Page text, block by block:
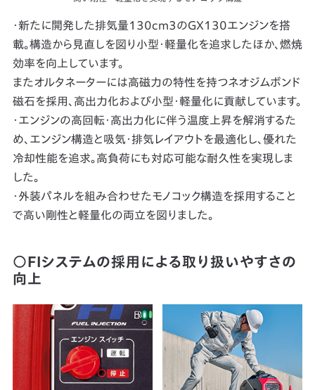
・新たに開発した排気量130cm3のGX130エンジンを搭
載。構造から見直しを図り小型・軽量化を追求したほか、燃焼
効率を向上しています。
またオルタネーターには高磁力の特性を持つネオジムボンド
磁石を採用、高出力化および小型・軽量化に貢献しています。
・エンジンの高回転・高出力化に伴う温度上昇を解消するた
め、エンジン構造と吸気・排気レイアウトを最適化し、優れた
冷却性能を追求。高負荷にも対応可能な耐久性を実現しま
した。
・外装パネルを組み合わせたモノコック構造を採用すること
で高い剛性と軽量化の両立を図りました。
○FIシステムの採用による取り扱いやすさの
向上